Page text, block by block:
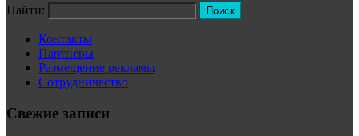
Найти:
Контакты
Партнеры
Размещение рекламы
Сотрудничество
Свежие записи